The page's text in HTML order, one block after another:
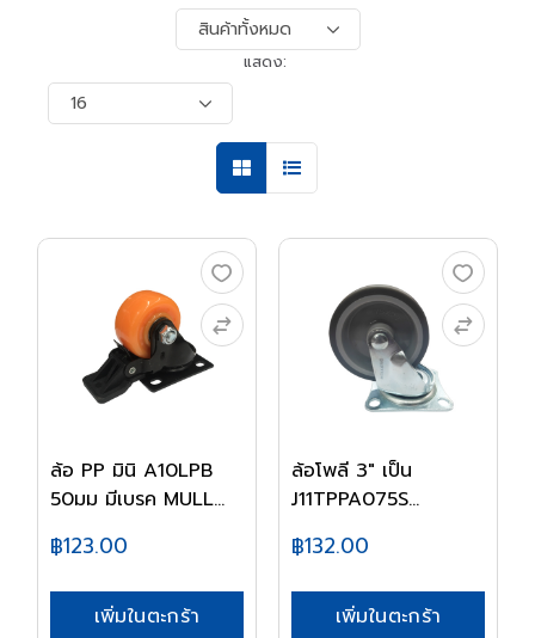
แสดง:
ล้อ PP มินิ A10LPB
50มม มีเบรค MULL...
฿123.00
เพิ่มในตะกร้า
ล้อโพลี 3" เป็น
J11TPPA075S
฿132.00
เพิ่มในตะกร้า